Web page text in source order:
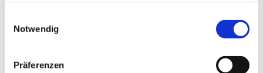
Notwendig
Präferenzen